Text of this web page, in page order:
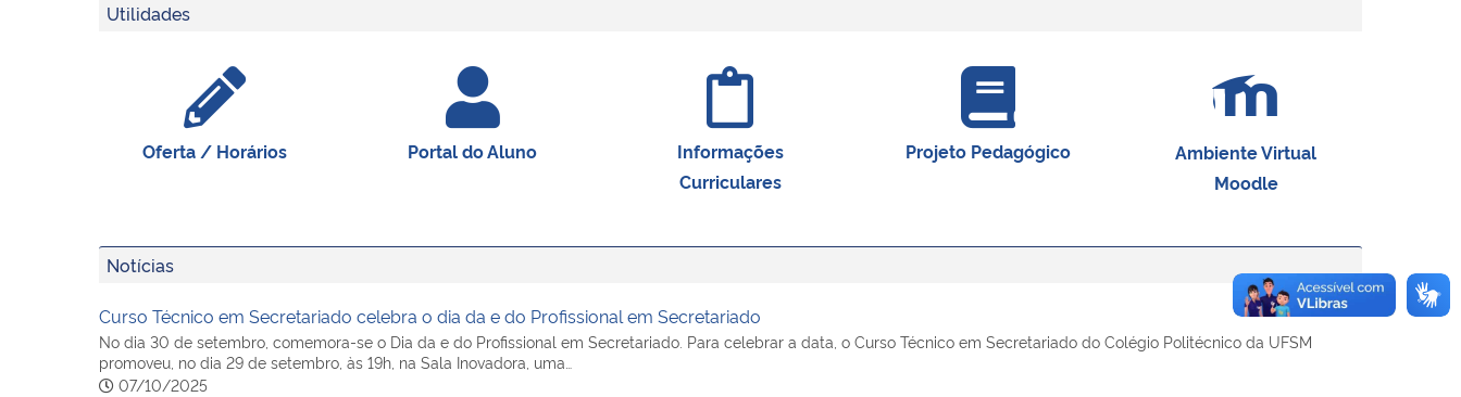
Utilidades
Oferta / Horários Portal do Aluno
Informações
Curriculares
Projeto Pedagógico
Ambiente Virtual
Moodle
Notícias
Curso Técnico em Secretariado celebra o dia da e do Profissional em Secretariado
No dia 30 de setembro, comemora-se o Dia da e do Profissional em Secretariado. Para celebrar a data, o Curso Técnico em Secretariado do Colégio Politécnico da UFSM
promoveu, no dia 29 de setembro, às 19h, na Sala Inovadora, uma…
07/10/2025